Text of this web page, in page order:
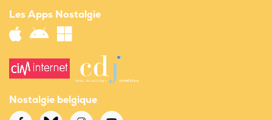
Les Apps Nostalgie
Nostalgie belgique